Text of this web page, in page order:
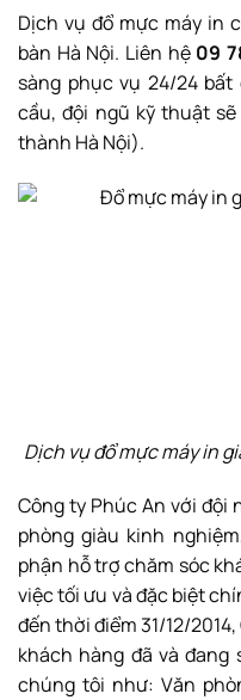
Dịch vụ đổ mực máy in
bàn Hà Nội. Liên hệ 09
sàng phục vụ 24/24
cầu, đội ngũ kỹ thuật
thành Hà Nội).
Dịch vụ đổ mực máy in
Công ty Phúc An với đội
phòng giàu kinh
phận hỗ trợ chăm sóc
việc tối ưu và đặc biệt
đến thời điểm 31/12/
khách hàng đã và
chúng tôi như: Văn